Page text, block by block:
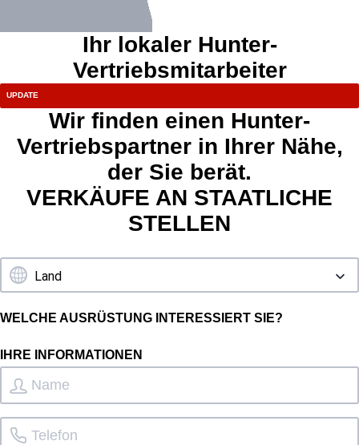
Ihr lokaler Hunter-
Vertriebsmitarbeiter
Wir finden einen Hunter-
Vertriebspartner in Ihrer Nähe,
der Sie berät.
VERKÄUFE AN STAATLICHE
STELLEN
WELCHE AUSRÜSTUNG INTERESSIERT SIE?
IHRE INFORMATIONEN